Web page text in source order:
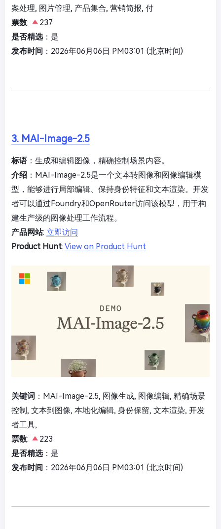
案处理, 图片管理, 产品集合, 营销简报, 付
票数:
237
是否精选：是
发布时间 ：2026年06月06日 PM03:01 (北京时间)
3. MAI-Image-2.5
标语：生成和编辑图像，精确控制场景内容。
介绍 ：MAI-Image-2.5是一个文本转图像和图像编辑模
型，能够进行局部编辑、保持身份特征和文本渲染。开发
者可以通过Foundry和OpenRouter访问该模型，用于构
建生产级的图像处理工作流程。
产品网站: 立即访问
Product Hunt: View on Product Hunt
关键词 ：MAI-Image-2.5, 图像生成, 图像编辑, 精确场景
控制, 文本到图像, 本地化编辑, 身份保留, 文本渲染, 开发
者工具,
票数:
223
是否精选：是
发布时间 ：2026年06月06日 PM03:01 (北京时间)